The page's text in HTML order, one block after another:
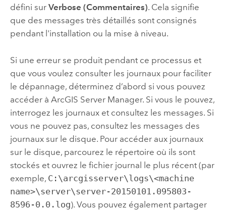
défini sur Verbose (Commentaires). Cela signifie
que des messages très détaillés sont consignés
pendant l'installation ou la mise à niveau.
Si une erreur se produit pendant ce processus et
que vous voulez consulter les journaux pour faciliter
le dépannage, déterminez d’abord si vous pouvez
accéder à ArcGIS Server Manager. Si vous le pouvez,
interrogez les journaux et consultez les messages. Si
vous ne pouvez pas, consultez les messages des
journaux sur le disque. Pour accéder aux journaux
sur le disque, parcourez le répertoire où ils sont
stockés et ouvrez le fichier journal le plus récent (par
exemple, C:\arcgisserver\logs\<machine
name>\server\server-20150101.095803-
8596-0.0.log).Vous pouvez également partager